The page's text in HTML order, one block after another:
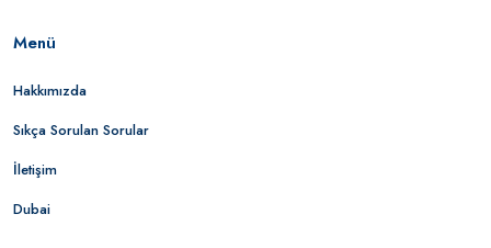
Menü
Hakkımızda
Sıkça Sorulan Sorular
İletişim
Dubai